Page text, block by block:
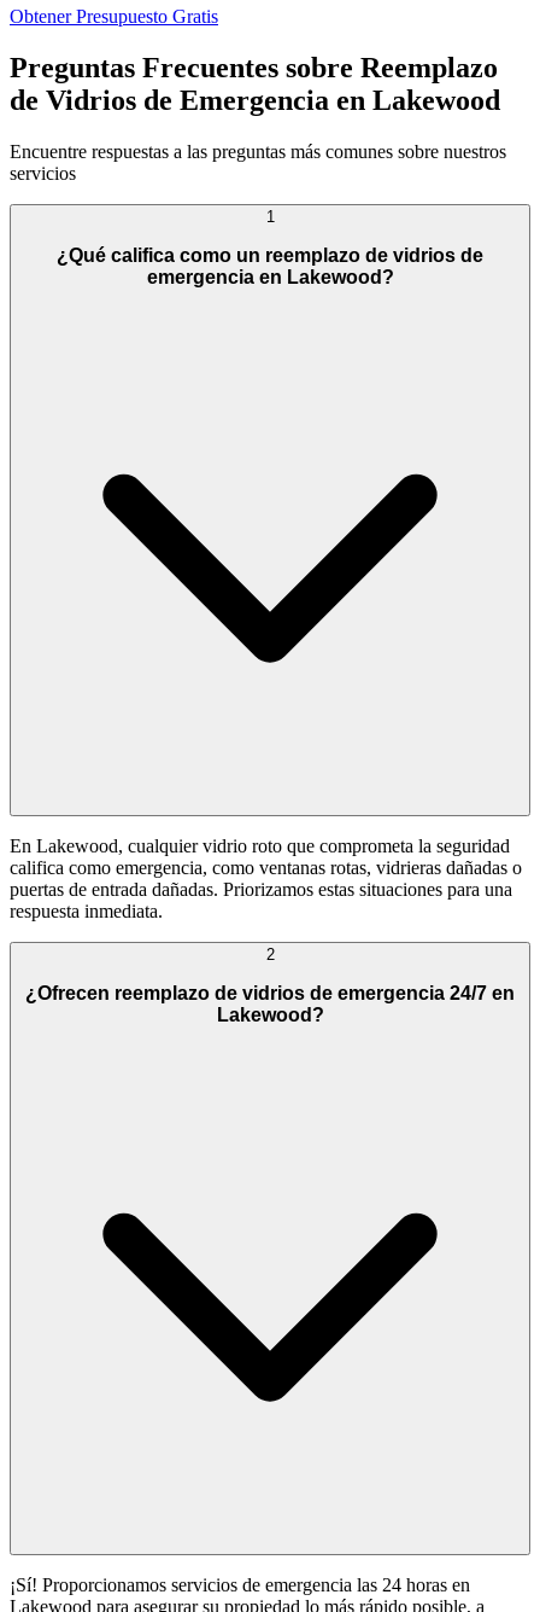
Obtener Presupuesto Gratis
Preguntas Frecuentes sobre Reemplazo
de Vidrios de Emergencia en Lakewood
Encuentre respuestas a las preguntas más comunes sobre nuestros
servicios
1
¿Qué califica como un reemplazo de vidrios de
emergencia en Lakewood?
En Lakewood, cualquier vidrio roto que comprometa la seguridad
califica como emergencia, como ventanas rotas, vidrieras dañadas o
puertas de entrada dañadas. Priorizamos estas situaciones para una
respuesta inmediata.
2
¿Ofrecen reemplazo de vidrios de emergencia 24/7 en
Lakewood?
¡Sí! Proporcionamos servicios de emergencia las 24 horas en
Lakewood para asegurar su propiedad lo más rápido posible, a